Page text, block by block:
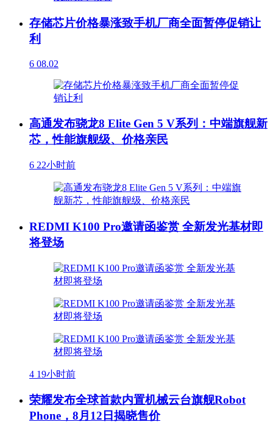
存储芯片价格暴涨致手机厂商全面暂停促销让
利
6 08.02
高通发布骁龙8 Elite Gen 5 V系列：中端旗舰新
芯，性能旗舰级、价格亲民
6 22小时前
REDMI K100 Pro邀请函鉴赏 全新发光基材即
将登场
4 19小时前
荣耀发布全球首款内置机械云台旗舰Robot
Phone，8月12日揭晓售价